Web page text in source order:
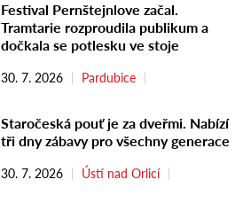
Festival Pernštejnlove začal.
Tramtarie rozproudila publikum a
dočkala se potlesku ve stoje
30. 7. 2026 Pardubice
Staročeská pouť je za dveřmi. Nabízí
tři dny zábavy pro všechny generace
30. 7. 2026 Ústí nad Orlicí